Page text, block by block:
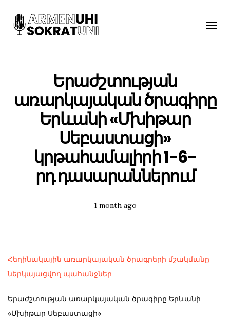
Toggle
Երաժշտության
առարկայական ծրագիրը
Երևանի «Մխիթար
Սեբաստացի»
կրթահամալիրի 1-6-
րդ դասարաններում
Posted
1 month ago
Հեղինակային առարկայական ծրագրերի մշակմանը
ներկայացվող պահանջներ
Երաժշտության առարկայական ծրագիրը Երևանի
«Մխիթար Սեբաստացի»